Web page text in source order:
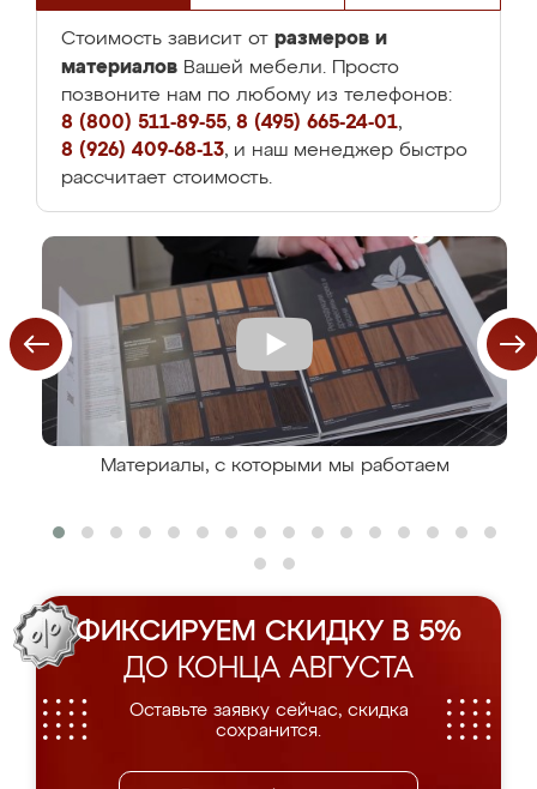
Стоимость зависит от размеров и
материалов Вашей мебели. Просто
позвоните нам по любому из телефонов:
8 (800) 511-89-55, 8 (495) 665-24-01,
8 (926) 409-68-13, и наш менеджер быстро
рассчитает стоимость.
Материалы, с которыми мы работаем
ФИКСИРУЕМ СКИДКУ В 5%
ДО КОНЦА АВГУСТА
Оставьте заявку сейчас, скидка
сохранится.